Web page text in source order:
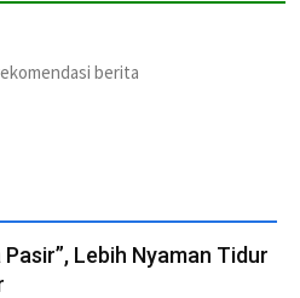
berita
Lebih Nyaman Tidur